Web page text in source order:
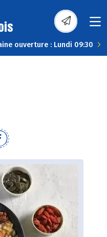
ouverture : Lundi 09:30